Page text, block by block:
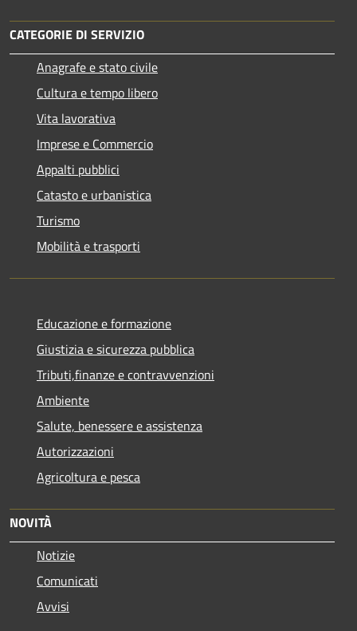
CATEGORIE DI SERVIZIO
Anagrafe e stato civile
Cultura e tempo libero
Vita lavorativa
Imprese e Commercio
Appalti pubblici
Catasto e urbanistica
Turismo
Mobilità e trasporti
Educazione e formazione
Giustizia e sicurezza pubblica
Tributi,finanze e contravvenzioni
Ambiente
Salute, benessere e assistenza
Autorizzazioni
Agricoltura e pesca
NOVITÀ
Notizie
Comunicati
Avvisi